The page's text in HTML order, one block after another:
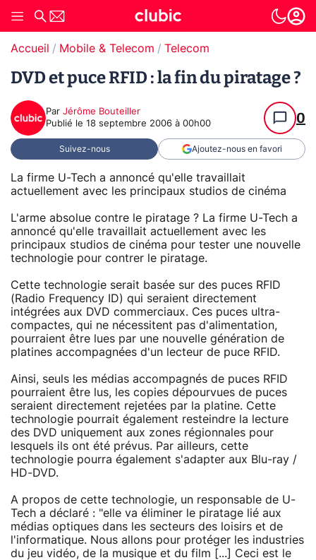
Accueil Mobile & Telecom Telecom
DVD et puce RFID : la fin du piratage ?
Par Jérôme Bouteiller
Publié le 18 septembre 2006 à 00h00 0
Suivez-nous Ajoutez-nous en favori
La firme U-Tech a annoncé qu'elle travaillait
actuellement avec les principaux studios de cinéma
L'arme absolue contre le piratage ? La firme U-Tech a
annoncé qu'elle travaillait actuellement avec les
principaux studios de cinéma pour tester une nouvelle
technologie pour contrer le piratage.
Cette technologie serait basée sur des puces RFID
(Radio Frequency ID) qui seraient directement
intégrées aux DVD commerciaux. Ces puces ultra-
compactes, qui ne nécessitent pas d'alimentation,
pourraient être lues par une nouvelle génération de
platines accompagnées d'un lecteur de puce RFID.
Ainsi, seuls les médias accompagnés de puces RFID
pourraient être lus, les copies dépourvues de puces
seraient directement rejetées par la platine. Cette
technologie pourrait également resteindre la lecture
des DVD uniquement aux zones régionnales pour
lesquels ils ont été prévus. Par ailleurs, cette
technologie pourra également s'adapter aux Blu-ray /
HD-DVD.
A propos de cette technologie, un responsable de U-
Tech a déclaré : "elle va éliminer le piratage lié aux
médias optiques dans les secteurs des loisirs et de
l'informatique. Nous allons pour protéger les industries
du jeu vidéo, de la musique et du film [...] Ceci est le